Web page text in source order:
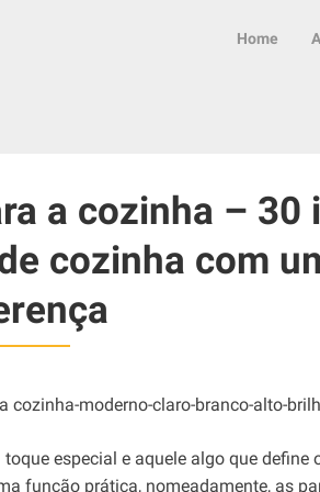
Home
a cozinha – 30
cozinha com
especial e aquele algo que define
função prática, nomeadamente, as